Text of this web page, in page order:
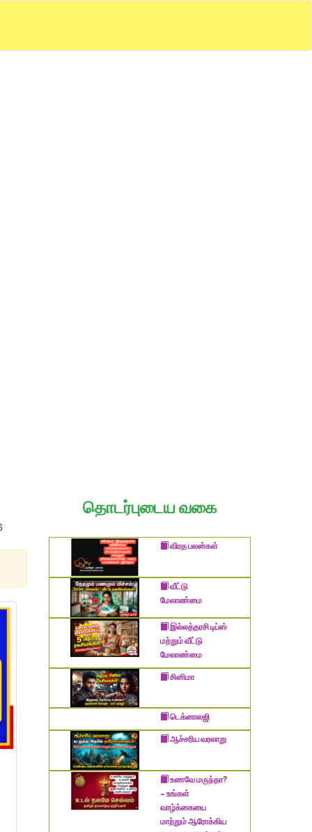
தொடர்புடைய வகை
விரத பலன்கள்
வீட்டு
மேலாண்மை
இல்லத்தரசி டிப்ஸ்
மற்றும் வீட்டு
மேலாண்மை
சினிமா
டெக்னாலஜி
​ஆச்சரிய வரலாறு
உணவே மருந்தா?
– உங்கள்
வாழ்க்கையை
மாற்றும் ஆரோக்கிய